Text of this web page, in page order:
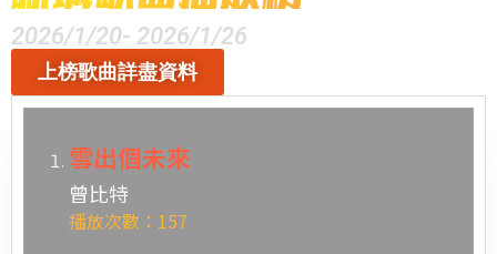
2026/1/20- 2026/1/26
上榜歌曲詳盡資料
雪出個未來
曾比特
播放次數：157